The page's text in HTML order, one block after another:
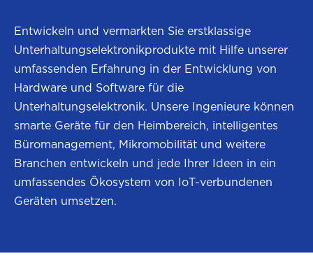
Entwickeln und vermarkten Sie erstklassige
Unterhaltungselektronikprodukte mit Hilfe unserer
umfassenden Erfahrung in der Entwicklung von
Hardware und Software für die
Unterhaltungselektronik. Unsere Ingenieure können
smarte Geräte für den Heimbereich, intelligentes
Büromanagement, Mikromobilität und weitere
Branchen entwickeln und jede Ihrer Ideen in ein
umfassendes Ökosystem von IoT-verbundenen
Geräten umsetzen.